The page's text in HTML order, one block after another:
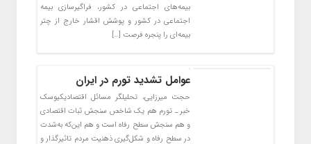
بیمه‌های اجتماعی در کشور، فراگیرسازی بیمه
اجتماعی در کشور و پوشش اقشار خارج از چتر
بیمه‌ای را پنجره فرصت […]
عوامل تشدید تورم در ایران
حجت میرزایی، تحلیلگر مسائل اقتصادیکیوسک
خبر ـ تورم هم یک شاخص سنجش ثبات اقتصادی
و هم سنجش سطح رفاه است و هم این‌که به‌شدت
در سطح رفاه و شکل‌گیری ذهنیت مردم تاثیرگذار و